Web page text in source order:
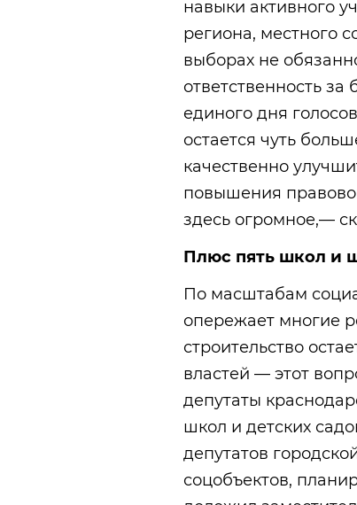
навыки активного
региона, местного
выборах не
ответственность
единого дня
остается чуть
качественно
повышения
здесь огромное,—
Плюс пять школ и
По масштабам
опережает многие
строительство
властей — этот
депутаты
школ и детских
депутатов
соцобъектов,